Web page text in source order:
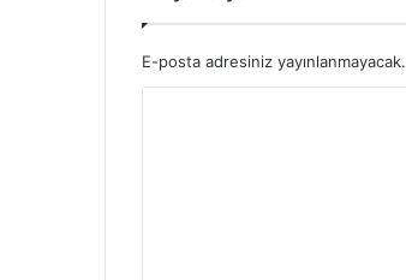
E-posta adresiniz yayınlanmayacak.